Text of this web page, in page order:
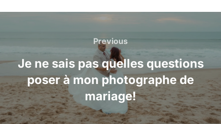
de
l’article
Previous
Previous
Je ne sais pas quelles questions
poser à mon photographe de
mariage!